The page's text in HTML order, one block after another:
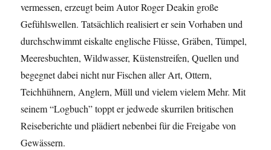
vermessen, erzeugt beim Autor Roger Deakin große
Gefühlswellen. Tatsächlich realisiert er sein Vorhaben und
durchschwimmt eiskalte englische Flüsse, Gräben, Tümpel,
Meeresbuchten, Wildwasser, Küstenstreifen, Quellen und
begegnet dabei nicht nur Fischen aller Art, Ottern,
Teichhühnern, Anglern, Müll und vielem vielem Mehr. Mit
seinem “Logbuch” toppt er jedwede skurrilen britischen
Reiseberichte und plädiert nebenbei für die Freigabe von
Gewässern.